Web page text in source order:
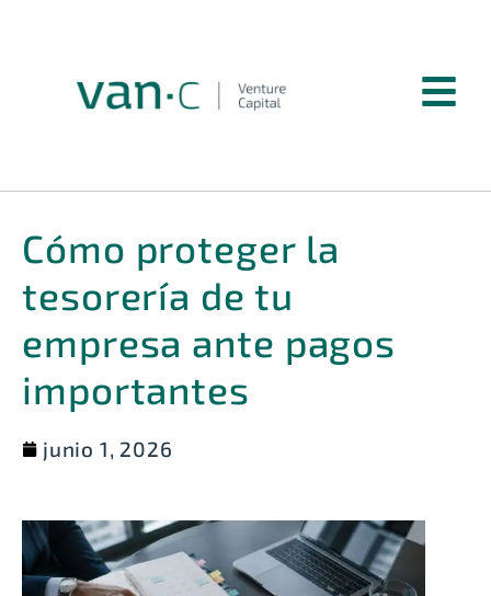
Cómo proteger la
tesorería de tu
empresa ante pagos
importantes
junio 1, 2026